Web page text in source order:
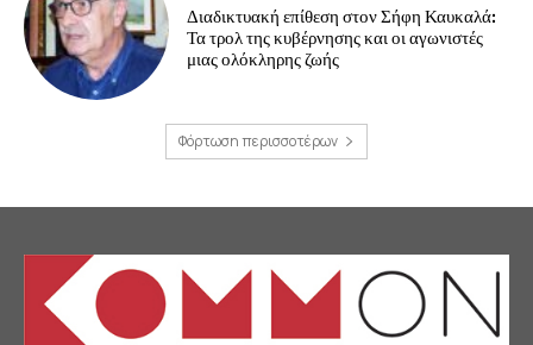
Διαδικτυακή επίθεση στον Σήφη Καυκαλά:
Τα τρολ της κυβέρνησης και οι αγωνιστές
μιας ολόκληρης ζωής
Φόρτωση περισσοτέρων